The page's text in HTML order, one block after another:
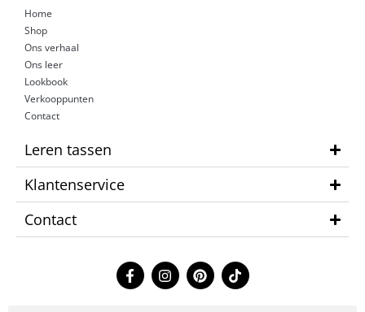
Home
Shop
Ons verhaal
Ons leer
Lookbook
Verkooppunten
Contact
Leren tassen
Klantenservice
Contact
F
a
c
I
n
s
P
i
n
T
i
k